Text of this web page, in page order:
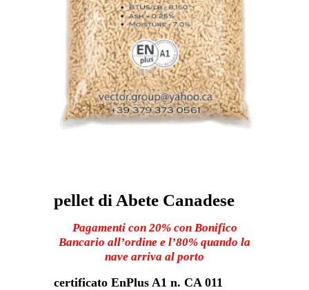
pellet di Abete Canadese
Pagamenti con 20% con Bonifico
Bancario all’ordine e l’80% quando la
nave arriva al porto
certificato EnPlus A1 n. CA 011